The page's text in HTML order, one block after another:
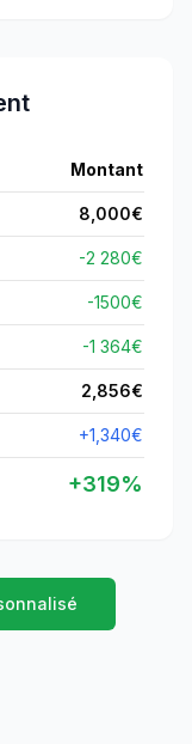
Montant
8,000€
-2 280€
-1500€
-1 364€
2,856€
+1,340€
+319%